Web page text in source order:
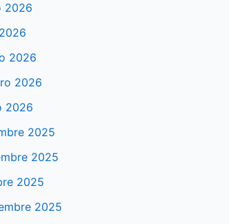
2026
2026
2026
2026
2025
2025
2025
2025